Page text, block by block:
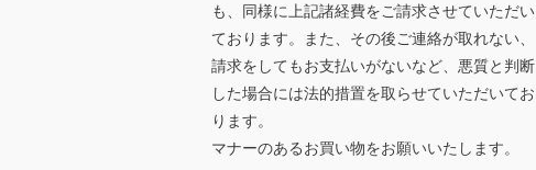
も、同様に上記諸経費をご請求させていただい
ております。また、その後ご連絡が取れない、
請求をしてもお支払いがないなど、悪質と判断
した場合には法的措置を取らせていただいてお
ります。
マナーのあるお買い物をお願いいたします。